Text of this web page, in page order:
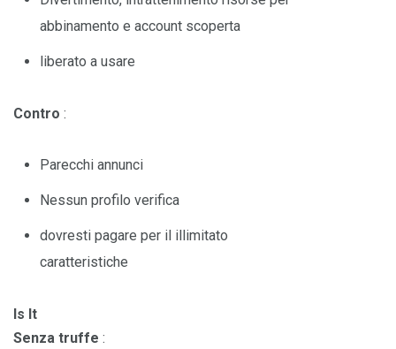
abbinamento e account scoperta
liberato a usare
Contro :
Parecchi annunci
Nessun profilo verifica
dovresti pagare per il illimitato
caratteristiche
Is It
Senza truffe :